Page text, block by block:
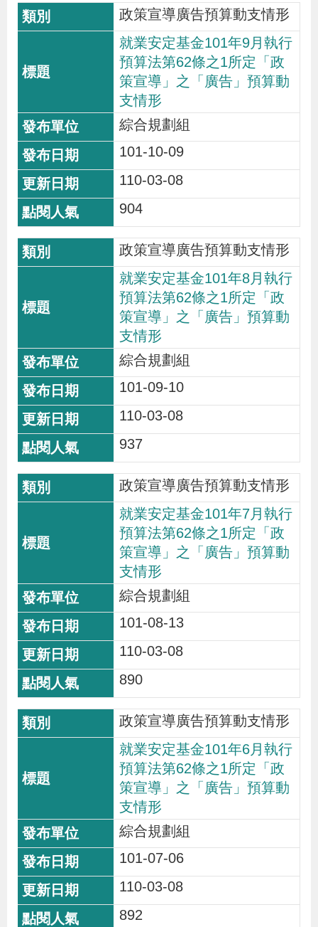
政策宣導廣告預算動支情形
就業安定基金101年9月執行
預算法第62條之1所定「政
策宣導」之「廣告」預算動
支情形
綜合規劃組
101-10-09
110-03-08
904
政策宣導廣告預算動支情形
就業安定基金101年8月執行
預算法第62條之1所定「政
策宣導」之「廣告」預算動
支情形
綜合規劃組
101-09-10
110-03-08
937
政策宣導廣告預算動支情形
就業安定基金101年7月執行
預算法第62條之1所定「政
策宣導」之「廣告」預算動
支情形
綜合規劃組
101-08-13
110-03-08
890
政策宣導廣告預算動支情形
就業安定基金101年6月執行
預算法第62條之1所定「政
策宣導」之「廣告」預算動
支情形
綜合規劃組
101-07-06
110-03-08
892